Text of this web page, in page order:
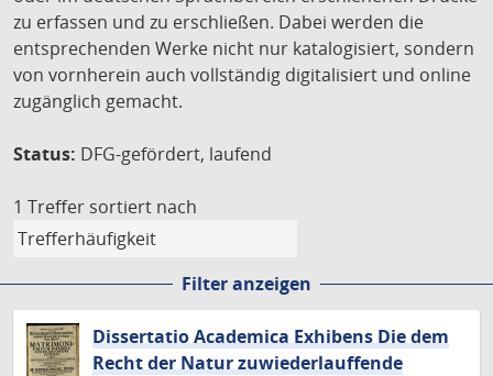
zu erfassen und zu erschließen. Dabei werden die
entsprechenden Werke nicht nur katalogisiert, sondern
von vornherein auch vollständig digitalisiert und online
zugänglich gemacht.
Status: DFG-gefördert, laufend
1 Treffer sortiert nach
Filter anzeigen
Dissertatio Academica Exhibens Die dem
Recht der Natur zuwiederlauffende